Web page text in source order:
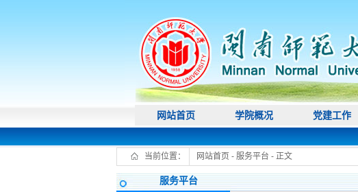
网站首页 学院概况 党建工作
当前位置：
网站首页 - 服务平台 - 正文
服务平台